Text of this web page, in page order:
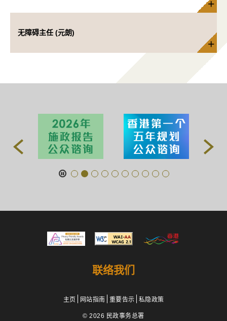
无障碍主任 (元朗)
联络我们
主页 网站指南 重要告示 私隐政策
© 2026 民政事务总署